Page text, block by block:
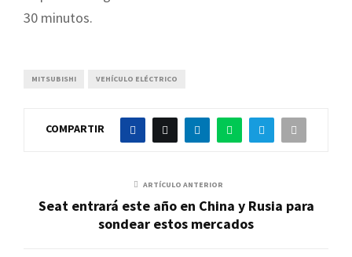
30 minutos.
MITSUBISHI VEHÍCULO ELÉCTRICO
COMPARTIR
ARTÍCULO ANTERIOR
Seat entrará este año en China y Rusia para
sondear estos mercados